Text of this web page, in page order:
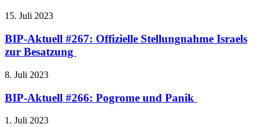
15. Juli 2023
BIP-Aktuell #267: Offizielle Stellungnahme Israels
zur Besatzung
8. Juli 2023
BIP-Aktuell #266: Pogrome und Panik
1. Juli 2023